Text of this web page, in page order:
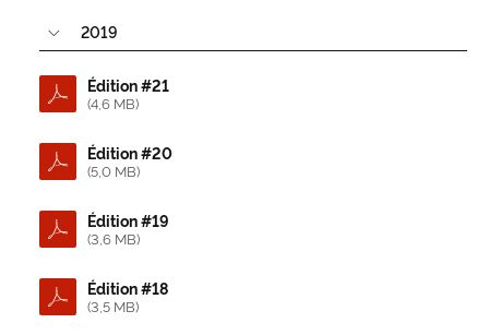
2019
Édition #21
(4,6 MB)
Édition #20
(5,0 MB)
Édition #19
(3,6 MB)
Édition #18
(3,5 MB)